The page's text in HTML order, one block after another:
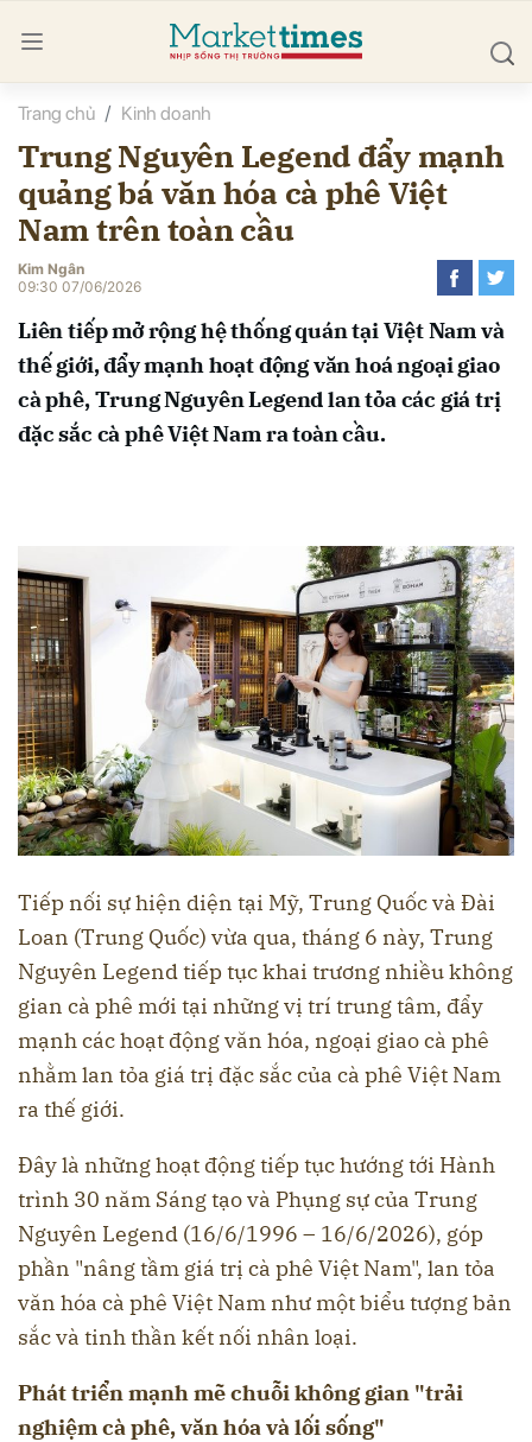
Trang chủ Kinh doanh
Trung Nguyên Legend đẩy mạnh
quảng bá văn hóa cà phê Việt
Nam trên toàn cầu
Kim Ngân
09:30 07/06/2026
Liên tiếp mở rộng hệ thống quán tại Việt Nam và
thế giới, đẩy mạnh hoạt động văn hoá ngoại giao
cà phê, Trung Nguyên Legend lan tỏa các giá trị
đặc sắc cà phê Việt Nam ra toàn cầu.
Tiếp nối sự hiện diện tại Mỹ, Trung Quốc và Đài
Loan (Trung Quốc) vừa qua, tháng 6 này, Trung
Nguyên Legend tiếp tục khai trương nhiều không
gian cà phê mới tại những vị trí trung tâm, đẩy
mạnh các hoạt động văn hóa, ngoại giao cà phê
nhằm lan tỏa giá trị đặc sắc của cà phê Việt Nam
ra thế giới.
Đây là những hoạt động tiếp tục hướng tới Hành
trình 30 năm Sáng tạo và Phụng sự của Trung
Nguyên Legend (16/6/1996 – 16/6/2026), góp
phần "nâng tầm giá trị cà phê Việt Nam", lan tỏa
văn hóa cà phê Việt Nam như một biểu tượng bản
sắc và tinh thần kết nối nhân loại.
Phát triển mạnh mẽ chuỗi không gian "trải
nghiệm cà phê, văn hóa và lối sống"
luận